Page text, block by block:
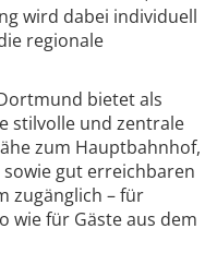
wird dabei individuell
regionale
bietet als
stilvolle und zentrale
zum Hauptbahnhof,
gut erreichbaren
zugänglich – für
wie für Gäste aus dem